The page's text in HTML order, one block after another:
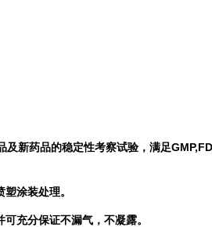
及新药品的稳定性考察试验，满足
涂装处理。
充分保证不漏气，不凝露。